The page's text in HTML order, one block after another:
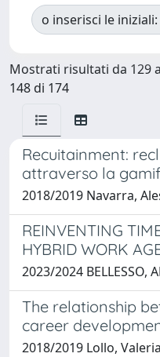
o inserisci le iniziali:
Mostrati risultati da 129 a
148 di 174
Recuitainment:
attraverso la
2018/2019 Navarra,
REINVENTING
HYBRID WORK
2023/2024 BELLESSO,
The relationship
career
2018/2019 Lollo, Valeria